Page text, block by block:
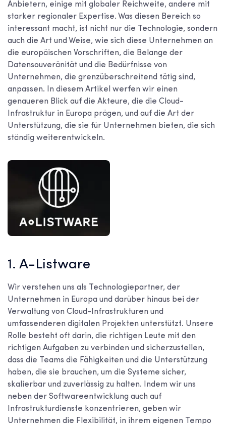
Anbietern, einige mit globaler Reichweite, andere mit
starker regionaler Expertise. Was diesen Bereich so
interessant macht, ist nicht nur die Technologie, sondern
auch die Art und Weise, wie sich diese Unternehmen an
die europäischen Vorschriften, die Belange der
Datensouveränität und die Bedürfnisse von
Unternehmen, die grenzüberschreitend tätig sind,
anpassen. In diesem Artikel werfen wir einen
genaueren Blick auf die Akteure, die die Cloud-
Infrastruktur in Europa prägen, und auf die Art der
Unterstützung, die sie für Unternehmen bieten, die sich
ständig weiterentwickeln.
1. A-Listware
Wir verstehen uns als Technologiepartner, der
Unternehmen in Europa und darüber hinaus bei der
Verwaltung von Cloud-Infrastrukturen und
umfassenderen digitalen Projekten unterstützt. Unsere
Rolle besteht oft darin, die richtigen Leute mit den
richtigen Aufgaben zu verbinden und sicherzustellen,
dass die Teams die Fähigkeiten und die Unterstützung
haben, die sie brauchen, um die Systeme sicher,
skalierbar und zuverlässig zu halten. Indem wir uns
neben der Softwareentwicklung auch auf
Infrastrukturdienste konzentrieren, geben wir
Unternehmen die Flexibilität, in ihrem eigenen Tempo